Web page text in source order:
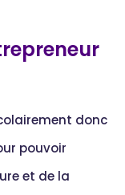
donc
pouvoir
et de la